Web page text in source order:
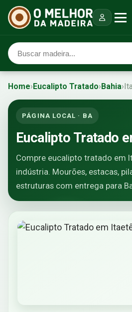
Home›Eucalipto Tratado›Bahia›
PÁGINA LOCAL · BA
Eucalipto Tratado
Compre eucalipto tratado em
indústria. Mourões, estacas,
estruturas com entrega para